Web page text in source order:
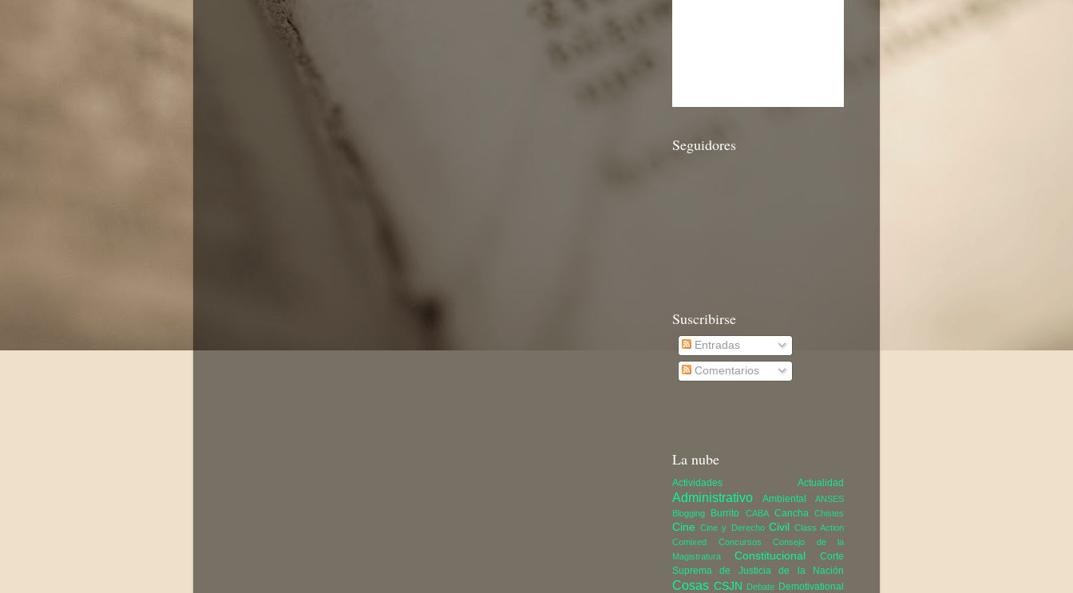
Seguidores
Suscribirse
Entradas
Comentarios
La nube
Actividades Actualidad
Administrativo Ambiental
ANSES
Blogging
Burrito CABA Cancha Chistes
Cine Cine y Derecho Civil
Class Action
Comixed
Concursos
Consejo de la
Magistratura
Constitucional
Corte
Suprema de Justicia de la Nación
Cosas CSJN Debate Demotivational